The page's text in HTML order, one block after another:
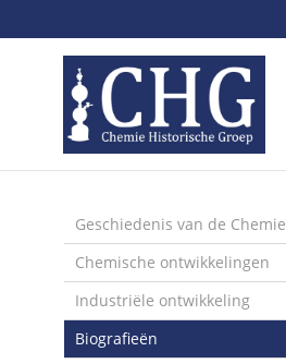
links
Spring
naar
de
inhoud
naar
het
menu
Geschiedenis van de Chemie
Chemische ontwikkelingen
Industriële ontwikkeling
Biografieën